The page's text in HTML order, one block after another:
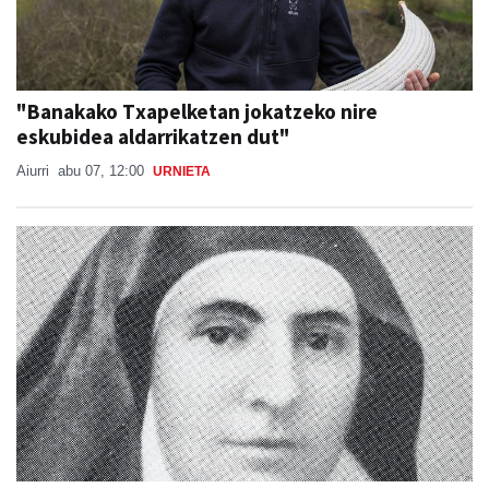
"Banakako Txapelketan jokatzeko nire
eskubidea aldarrikatzen dut"
Aiurri abu 07, 12:00 URNIETA